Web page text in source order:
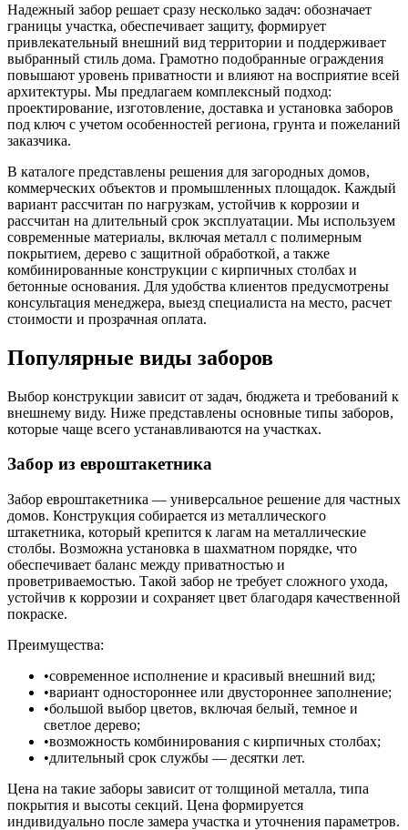
Надежный забор решает сразу несколько задач: обозначает
границы участка, обеспечивает защиту, формирует
привлекательный внешний вид территории и поддерживает
выбранный стиль дома. Грамотно подобранные ограждения
повышают уровень приватности и влияют на восприятие всей
архитектуры. Мы предлагаем комплексный подход:
проектирование, изготовление, доставка и установка заборов
под ключ с учетом особенностей региона, грунта и пожеланий
заказчика.
В каталоге представлены решения для загородных домов,
коммерческих объектов и промышленных площадок. Каждый
вариант рассчитан по нагрузкам, устойчив к коррозии и
рассчитан на длительный срок эксплуатации. Мы используем
современные материалы, включая металл с полимерным
покрытием, дерево с защитной обработкой, а также
комбинированные конструкции с кирпичных столбах и
бетонные основания. Для удобства клиентов предусмотрены
консультация менеджера, выезд специалиста на место, расчет
стоимости и прозрачная оплата.
Популярные виды заборов
Выбор конструкции зависит от задач, бюджета и требований к
внешнему виду. Ниже представлены основные типы заборов,
которые чаще всего устанавливаются на участках.
Забор из евроштакетника
Забор евроштакетника — универсальное решение для частных
домов. Конструкция собирается из металлического
штакетника, который крепится к лагам на металлические
столбы. Возможна установка в шахматном порядке, что
обеспечивает баланс между приватностью и
проветриваемостью. Такой забор не требует сложного ухода,
устойчив к коррозии и сохраняет цвет благодаря качественной
покраске.
Преимущества:
современное исполнение и красивый внешний вид;
вариант одностороннее или двустороннее заполнение;
большой выбор цветов, включая белый, темное и
светлое дерево;
возможность комбинирования с кирпичных столбах;
длительный срок службы — десятки лет.
Цена на такие заборы зависит от толщиной металла, типа
покрытия и высоты секций. Цена формируется
индивидуально после замера участка и уточнения параметров.